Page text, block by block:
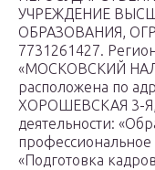
УЧРЕЖДЕНИЕ
ОБРАЗОВАНИЯ,
7731261427.
«МОСКОВСКИЙ
расположена по
ХОРОШЕВСКАЯ 3-Я,
деятельности:
профессиональное
«Подготовка